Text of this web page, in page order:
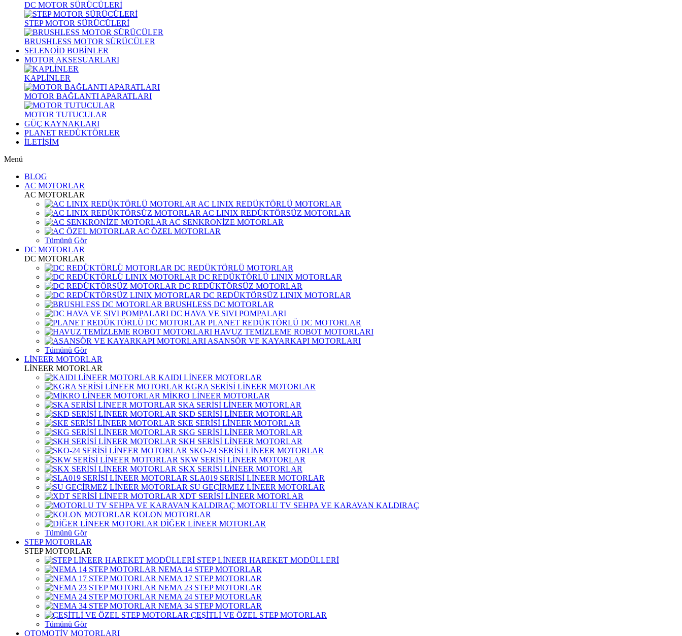
DC MOTOR SÜRÜCÜLERİ
STEP MOTOR SÜRÜCÜLERİ
BRUSHLESS MOTOR SÜRÜCÜLER
SELENOİD BOBİNLER
MOTOR AKSESUARLARI
KAPLİNLER
MOTOR BAĞLANTI APARATLARI
MOTOR TUTUCULAR
GÜÇ KAYNAKLARI
PLANET REDÜKTÖRLER
İLETİŞİM
Menü
BLOG
AC MOTORLAR
AC MOTORLAR
AC LINIX REDÜKTÖRLÜ MOTORLAR
AC LINIX REDÜKTÖRSÜZ MOTORLAR
AC SENKRONİZE MOTORLAR
AC ÖZEL MOTORLAR
Tümünü Gör
DC MOTORLAR
DC MOTORLAR
DC REDÜKTÖRLÜ MOTORLAR
DC REDÜKTÖRLÜ LINIX MOTORLAR
DC REDÜKTÖRSÜZ MOTORLAR
DC REDÜKTÖRSÜZ LINIX MOTORLAR
BRUSHLESS DC MOTORLAR
DC HAVA VE SIVI POMPALARI
PLANET REDÜKTÖRLÜ DC MOTORLAR
HAVUZ TEMİZLEME ROBOT MOTORLARI
ASANSÖR VE KAYARKAPI MOTORLARI
Tümünü Gör
LİNEER MOTORLAR
LİNEER MOTORLAR
KAIDI LİNEER MOTORLAR
KGRA SERİSİ LİNEER MOTORLAR
MİKRO LİNEER MOTORLAR
SKA SERİSİ LİNEER MOTORLAR
SKD SERİSİ LİNEER MOTORLAR
SKE SERİSİ LİNEER MOTORLAR
SKG SERİSİ LİNEER MOTORLAR
SKH SERİSİ LİNEER MOTORLAR
SKO-24 SERİSİ LİNEER MOTORLAR
SKW SERİSİ LİNEER MOTORLAR
SKX SERİSİ LİNEER MOTORLAR
SLA019 SERİSİ LİNEER MOTORLAR
SU GEÇİRMEZ LİNEER MOTORLAR
XDT SERİSİ LİNEER MOTORLAR
MOTORLU TV SEHPA VE KARAVAN KALDIRAÇ
KOLON MOTORLAR
DİĞER LİNEER MOTORLAR
Tümünü Gör
STEP MOTORLAR
STEP MOTORLAR
STEP LİNEER HAREKET MODÜLLERİ
NEMA 14 STEP MOTORLAR
NEMA 17 STEP MOTORLAR
NEMA 23 STEP MOTORLAR
NEMA 24 STEP MOTORLAR
NEMA 34 STEP MOTORLAR
ÇEŞİTLİ VE ÖZEL STEP MOTORLAR
Tümünü Gör
OTOMOTİV MOTORLARI